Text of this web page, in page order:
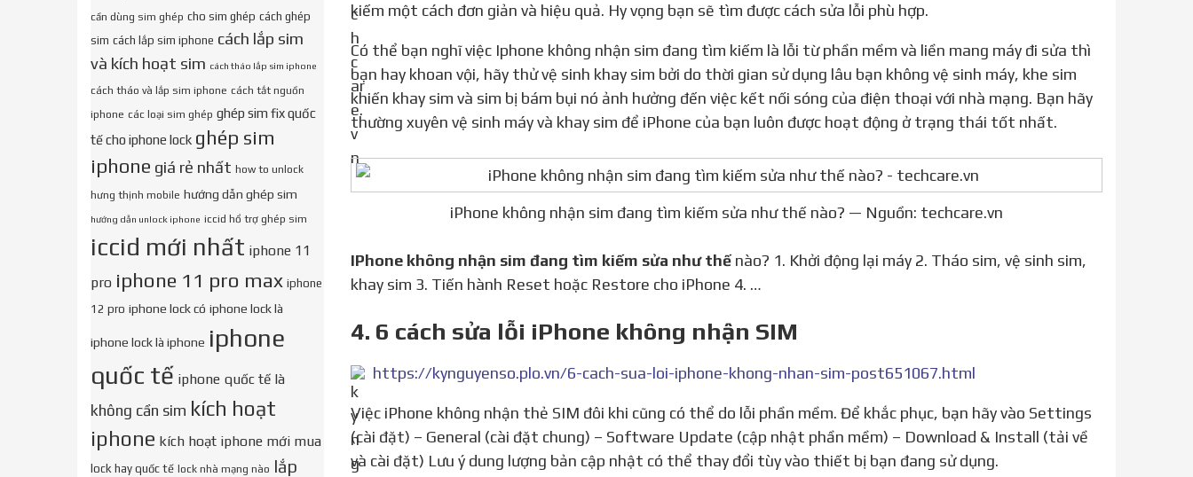
kiếm một cách đơn giản và hiệu quả. Hy vọng bạn sẽ tìm được cách sửa lỗi phù hợp.
Có thể bạn nghĩ việc Iphone không nhận sim đang tìm kiếm là lỗi từ phần mềm và liền mang máy đi sửa thì
bạn hay khoan vội, hãy thử vệ sinh khay sim bởi do thời gian sử dụng lâu bạn không vệ sinh máy, khe sim
khiến khay sim và sim bị bám bụi nó ảnh hưởng đến việc kết nối sóng của điện thoại với nhà mạng. Bạn hãy
thường xuyên vệ sinh máy và khay sim để iPhone của bạn luôn được hoạt động ở trạng thái tốt nhất.
iPhone không nhận sim đang tìm kiếm sửa như thế nào? — Nguồn: techcare.vn
IPhone không nhận sim đang tìm kiếm sửa như thếnào? 1. Khởi động lại máy 2. Tháo sim, vệ sinh sim,
khay sim 3. Tiến hành Reset hoặc Restore cho iPhone 4. …
4. 6 cách sửa lỗi iPhone không nhận SIM
https://kynguyenso.plo.vn/6-cach-sua-loi-iphone-khong-nhan-sim-post651067.html
Việc iPhone không nhận thẻ SIM đôi khi cũng có thể do lỗi phần mềm. Để khắc phục, bạn hãy vào Settings
(cài đặt) – General (cài đặt chung) – Software Update (cập nhật phần mềm) – Download & Install (tải về
và cài đặt) Lưu ý dung lượng bản cập nhật có thể thay đổi tùy vào thiết bị bạn đang sử dụng.
cần dùng sim ghép cho sim ghép cách ghép
sim cách lắp sim iphone cách lắp sim
và kích hoạt sim cách tháo lắp sim iphone
cách tháo và lắp sim iphone cách tắt nguồn
iphone các loại sim ghép ghép sim fix quốc
tế cho iphone lock ghép sim
iphone giá rẻ nhất how to unlock
hưng thịnh mobile hướng dẫn ghép sim
hướng dẫn unlock iphone iccid hổ trợ ghép sim
iccid mới nhất iphone 11
pro iphone 11 pro max iphone
12 pro iphone lock có iphone lock là
iphone lock là iphone iphone
quốc tế iphone quốc tế là
không cần sim kích hoạt
iphone kích hoạt iphone mới mua
lock hay quốc tế lock nhà mạng nào lắp